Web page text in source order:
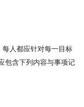
每人都应针对每一 目标
包含下列内容与事项记